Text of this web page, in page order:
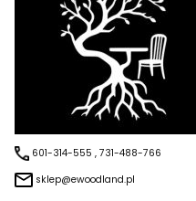
601-314-555 , 731-488-766
sklep@ewoodland.pl